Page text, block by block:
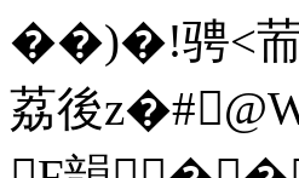
��)�!骋<荋
荔後